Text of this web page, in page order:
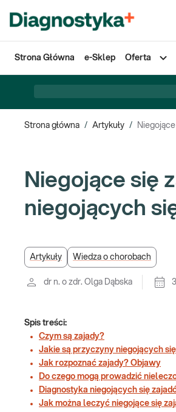
Strona Główna e-Sklep Oferta
Strona główna / Artykuły /
Niegojące się
niegojących
Artykuły Wiedza o chorobach
dr n. o zdr. Olga Dąbska
Spis treści:
Czym są zajady?
Jakie są przyczyny niegojących
Jak rozpoznać zajady? Objawy
Do czego mogą prowadzić
Diagnostyka niegojących się
Jak można leczyć niegojące się